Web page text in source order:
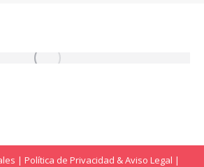
| Política de Privacidad & Aviso Legal |